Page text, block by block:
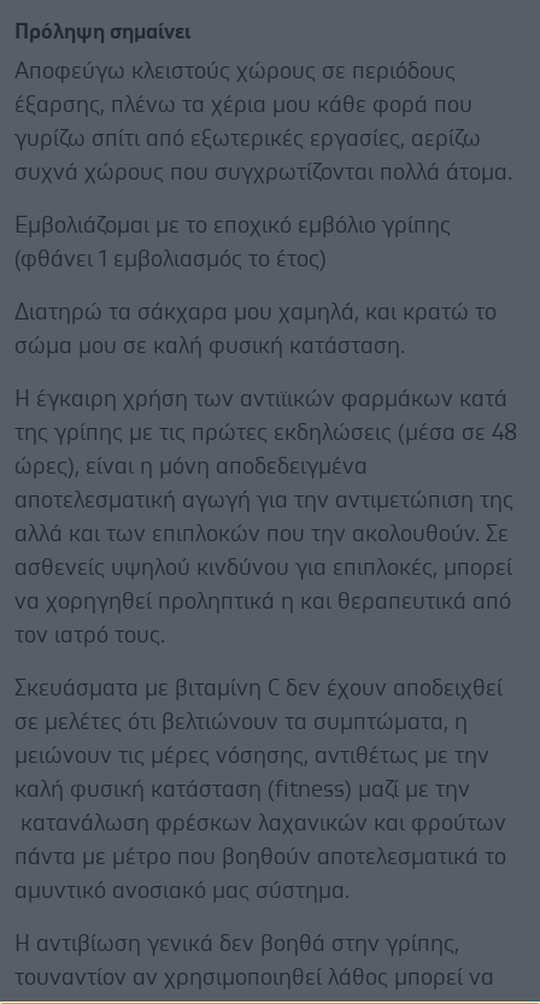
Πρόληψη σημαίνει
Αποφεύγω κλειστούς χώρους σε περιόδους
έξαρσης, πλένω τα χέρια μου κάθε φορά που
γυρίζω σπίτι από εξωτερικές εργασίες, αερίζω
συχνά χώρους που συγχρωτίζονται πολλά άτομα.
Εμβολιάζομαι με το εποχικό εμβόλιο γρίπης
(φθάνει 1 εμβολιασμός το έτος)
Διατηρώ τα σάκχαρα μου χαμηλά, και κρατώ το
σώμα μου σε καλή φυσική κατάσταση.
Η έγκαιρη χρήση των αντιϊικών φαρμάκων κατά
της γρίπης με τις πρώτες εκδηλώσεις (μέσα σε 48
ώρες), είναι η μόνη αποδεδειγμένα
αποτελεσματική αγωγή για την αντιμετώπιση της
αλλά και των επιπλοκών που την ακολουθούν. Σε
ασθενείς υψηλού κινδύνου για επιπλοκές, μπορεί
να χορηγηθεί προληπτικά η και θεραπευτικά από
τον ιατρό τους.
Σκευάσματα με βιταμίνη C δεν έχουν αποδειχθεί
σε μελέτες ότι βελτιώνουν τα συμπτώματα, η
μειώνουν τις μέρες νόσησης, αντιθέτως με την
καλή φυσική κατάσταση (fitness) μαζί με την
κατανάλωση φρέσκων λαχανικών και φρούτων
πάντα με μέτρο που βοηθούν αποτελεσματικά το
αμυντικό ανοσιακό μας σύστημα.
Η αντιβίωση γενικά δεν βοηθά στην γρίπης,
τουναντίον αν χρησιμοποιηθεί λάθος μπορεί να